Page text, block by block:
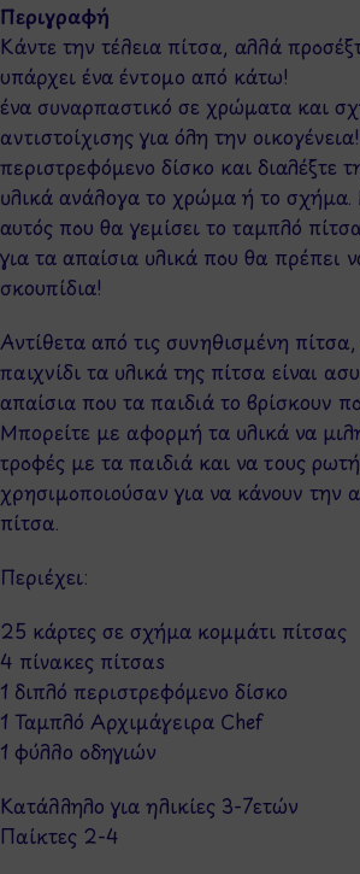
Περιγραφή
Κάντε την τέλεια πίτσα, αλλά
υπάρχει ένα έντομο από κάτω!
ένα συναρπαστικό σε χρώματα και
αντιστοίχισης για όλη την
περιστρεφόμενο δίσκο και διαλέξτε
υλικά ανάλογα το χρώμα ή το σχήμα.
αυτός που θα γεμίσει το ταμπλό
για τα απαίσια υλικά που θα πρέπει
σκουπίδια!
Αντίθετα από τις συνηθισμένη
παιχνίδι τα υλικά της πίτσα είναι
απαίσια που τα παιδιά το βρίσκουν
Μπορείτε με αφορμή τα υλικά να
τροφές με τα παιδιά και να τους
χρησιμοποιούσαν για να κάνουν την
πίτσα.
Περιέχει:
25 κάρτες σε σχήμα κομμάτι πίτσας
4 πίνακες πίτσαs
1 διπλό περιστρεφόμενο δίσκο
1 Ταμπλό Αρχιμάγειρα Chef
1 φύλλο οδηγιών
Κατάλληλο για ηλικίες 3-7ετών
Παίκτες 2-4